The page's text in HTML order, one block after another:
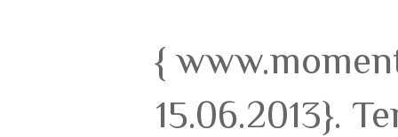
{
15.06.2013}.